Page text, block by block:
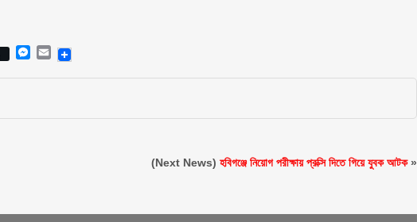
Messenger
Email
(Next News)হবিগঞ্জে নিয়োগ পরীক্ষায় প্রক্সি দিতে গিয়ে যুবক আটক»